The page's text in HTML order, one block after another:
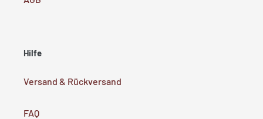
Hilfe
Versand & Rückversand
FAQ